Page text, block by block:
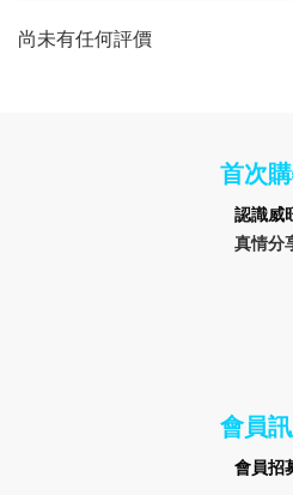
尚未有任何評價
首次
認識威
真情分
會員
會員招